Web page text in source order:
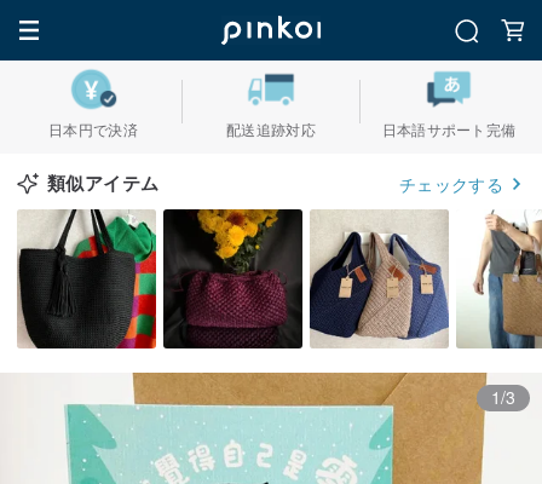
日本円で決済 配送追跡対応 日本語サポート完備
類似アイテム チェックする
1/3